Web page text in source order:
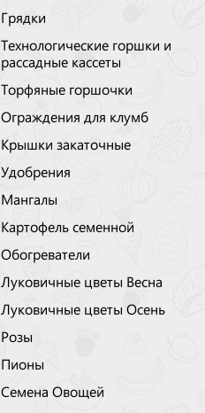
Грядки
Технологические горшки и
рассадные кассеты
Торфяные горшочки
Ограждения для клумб
Крышки закаточные
Удобрения
Мангалы
Картофель семенной
Обогреватели
Луковичные цветы Весна
Луковичные цветы Осень
Розы
Пионы
Семена Овощей